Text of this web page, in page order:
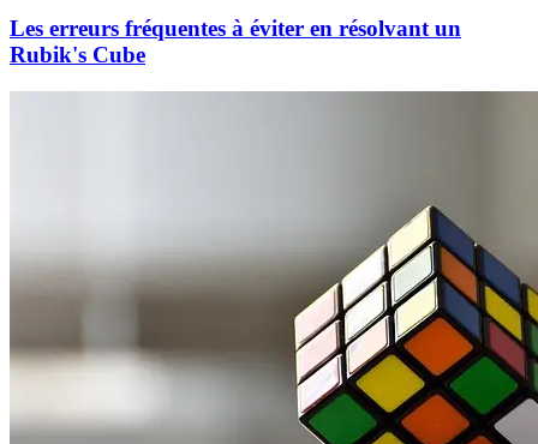
Les erreurs fréquentes à éviter en résolvant un
Rubik's Cube